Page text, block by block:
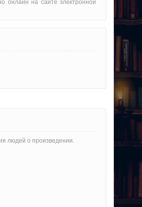
онлайн на сайте электронной
людей о произведении.